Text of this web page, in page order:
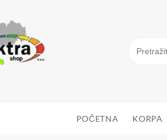
POČETNA KORPA